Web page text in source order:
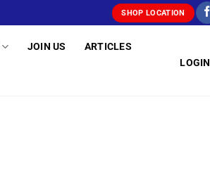
SHOP LOCATION
JOIN US ARTICLES
LOGIN